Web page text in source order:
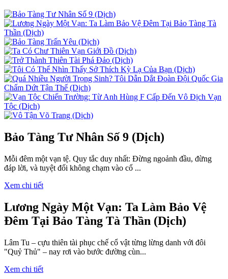
Bảo Tàng Tư Nhân Số 9 (Dịch)
Mỗi đêm một vạn tệ. Quy tắc duy nhất: Đừng ngoảnh đầu, đừng
đáp lời, và tuyệt đối không chạm vào cổ ...
Xem chi tiết
Lương Ngày Một Vạn: Ta Làm Bảo Vệ
Đêm Tại Bảo Tàng Tà Thần (Dịch)
Lâm Tu – cựu thiên tài phục chế cổ vật từng lừng danh với đôi
"Quỷ Thủ" – nay rơi vào bước đường cùn...
Xem chi tiết